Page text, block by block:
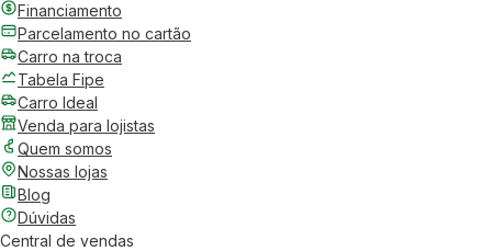
Financiamento
Parcelamento no cartão
Carro na troca
Tabela Fipe
Carro Ideal
Venda para lojistas
Quem somos
Nossas lojas
Blog
Dúvidas
Central de vendas